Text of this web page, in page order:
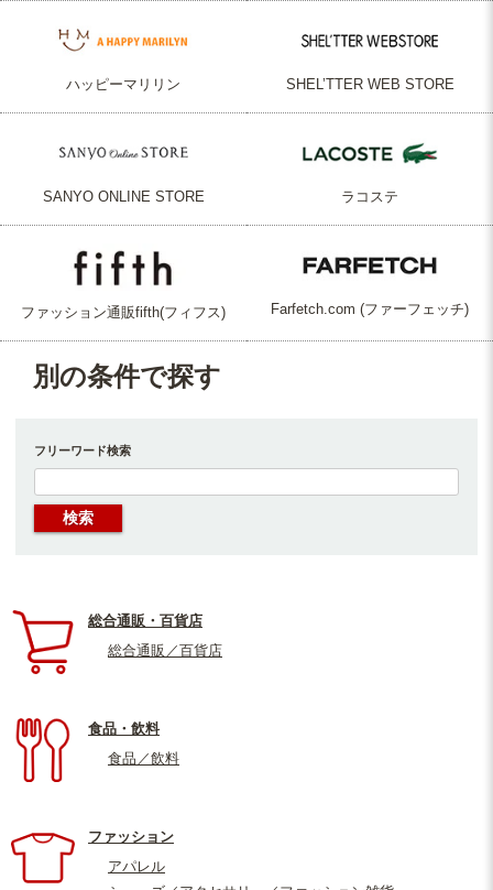
ハッピーマリリン SHEL’TTER WEB STORE
SANYO ONLINE STORE ラコステ
ファッション通販fifth(フィフス) Farfetch.com (ファーフェッチ)
別の条件で探す
フリーワード検索
総合通販・百貨店
総合通販／百貨店
食品・飲料
食品／飲料
ファッション
アパレル